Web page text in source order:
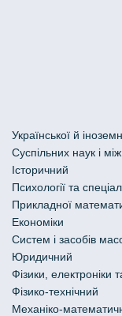
Української й
Cуспільних наук і
Історичний
Психології та
Прикладної
Економіки
Систем і засобів
Юридичний
Фізики, електроніки
Фізико-технічний
Механіко-